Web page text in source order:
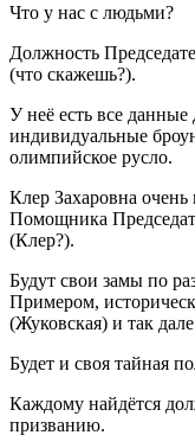
Что у нас с людьми?
Должность
(что скажешь?).
У неё есть все данные
индивидуальные
олимпийское русло.
Клер Захаровна очень
Помощника
(Клер?).
Будут свои замы по
Примером,
(Жуковская) и так
Будет и своя тайная
Каждому найдётся
призванию.